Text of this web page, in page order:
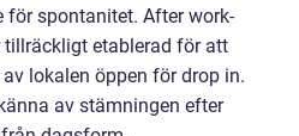
spontanitet. After work-
tillräckligt etablerad för att
lokalen öppen för drop in.
av stämningen efter